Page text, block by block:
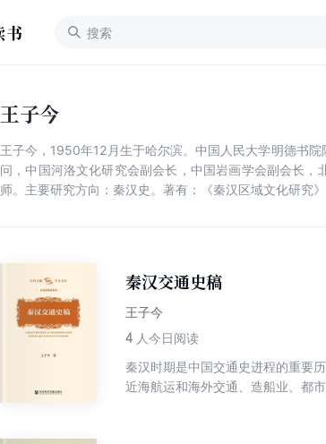
王子今
王子今，1950年12月生于哈尔滨。中国人民大学明德书
问，中国河洛文化研究会副会长，中国岩画学会副会长
师。主要研究方向：秦汉史。著有：《秦汉区域文化研究
秦汉交通史稿
王子今
4 人今日阅读
秦汉时期是中国交通史进程的重要
近海航运和海外交通、造船业、都